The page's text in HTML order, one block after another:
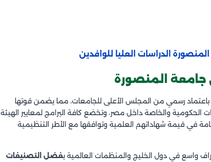
الدراسات العليا للوافدين
جامعة المنصورة
رسمي من المجلس الأعلى للجامعات، مما يضمن قوتها
الحكومية والخاصة داخل مصر، وتخضع كافة البرامج لمعايير الهيئة
في قيمة شهاداتهم العلمية وتوافقها مع الأطر التنظيمية
واسع في دول الخليج والمنظمات العالمية بفضل التصنيفات